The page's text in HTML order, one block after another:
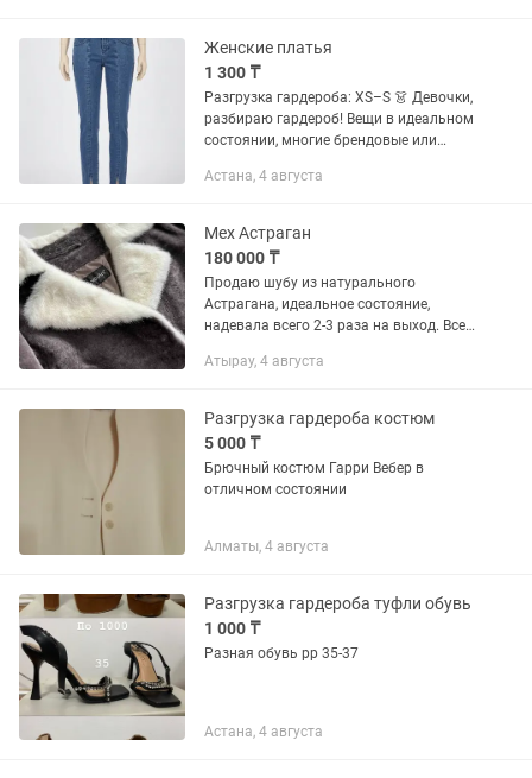
Женские платья
1 300 ₸
Разгрузка гардероба: XS–S 👗 Девочки,
разбираю гардероб! Вещи в идеальном
состоянии, многие брендовые или
40-42 (XS/S) • Ассортимент: [Тут можно
Астана, 4 августа
Мех Астраган
180 000 ₸
Продаю шубу из натурального
Астрагана, идеальное состояние,
надевала всего 2-3 раза на выход. Все
в магазине за 420 тыс тенге, отдаю за
Атырау, 4 августа
Разгрузка гардероба костюм
5 000 ₸
Брючный костюм Гарри Вебер в
отличном состоянии
Алматы, 4 августа
Разгрузка гардероба туфли обувь
1 000 ₸
Разная обувь рр 35-37
Астана, 4 августа